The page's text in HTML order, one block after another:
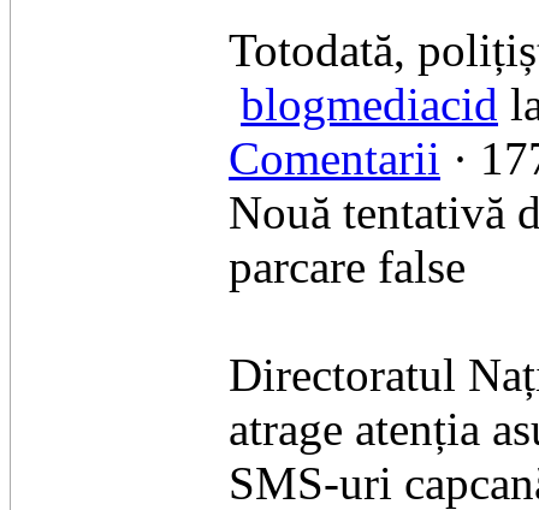
Totodată,
blogmediacid
Comentarii ·
Nouă tentativă
parcare false
​Directoratul
atrage atenția
SMS-uri